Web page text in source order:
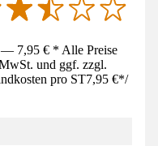
— 7,95 € * Alle Preise
und ggf. zzgl.
pro ST7,95 €*/